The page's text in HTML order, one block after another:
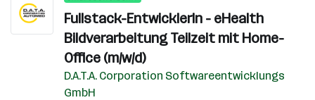
Fullstack-EntwicklerIn - eHealth
Bildverarbeitung Teilzeit mit Home-
Office (m/w/d)
D.A.T.A. Corporation Softwareentwicklungs
GmbH